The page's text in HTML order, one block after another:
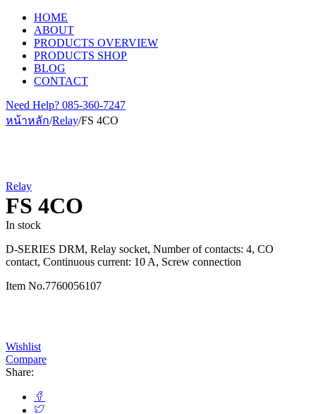
HOME
ABOUT
PRODUCTS OVERVIEW
PRODUCTS SHOP
BLOG
CONTACT
Need Help? 085-360-7247
หน้าหลัก/Relay/FS 4CO
Relay
FS 4CO
In stock
D-SERIES DRM, Relay socket, Number of contacts: 4, CO
contact, Continuous current: 10 A, Screw connection
Item No.7760056107
Wishlist
Compare
Share: